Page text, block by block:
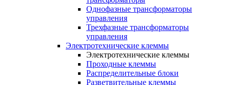
Однофазные трансформаторы
управления
Трехфазные трансформаторы
управления
Электротехнические клеммы
Электротехнические клеммы
Проходные клеммы
Распределительные блоки
Разветвительные клеммы